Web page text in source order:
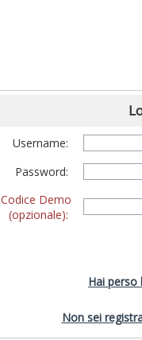
Username:
Password:
Codice Demo
(opzionale):
Hai perso
Non sei